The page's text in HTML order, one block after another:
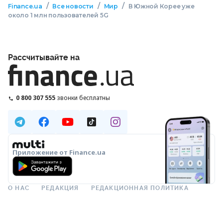
Finance.ua / Все новости / Мир /
В Южной Корее уже
около 1 млн пользователей 5G
Рассчитывайте на
0 800 307 555 звонки бесплатны
Приложение от Finance.ua
О НАС РЕДАКЦИЯ РЕДАКЦИОННАЯ ПОЛИТИКА